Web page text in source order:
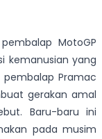
MotoGP
kemanusian yang
pembalap Pramac
gerakan amal
Baru-baru ini
pada musim